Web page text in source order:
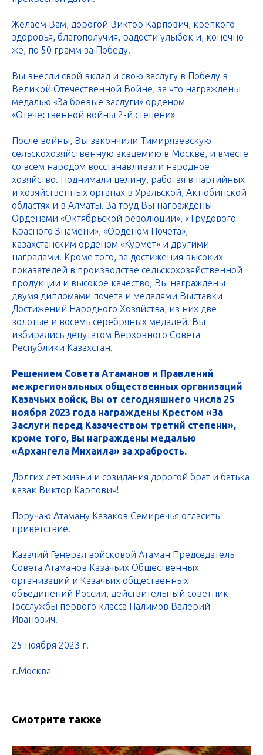
Желаем Вам, дорогой Виктор Карпович, крепкого
здоровья, благополучия, радости улыбок и, конечно
же, по 50 грамм за Победу!
Вы внесли свой вклад и свою заслугу в Победу в
Великой Отечественной Войне, за что награждены
медалью «За боевые заслуги» орденом
«Отечественной войны 2-й степени»
После войны, Вы закончили Тимирязевскую
сельскохозяйственную академию в Москве, и вместе
со всем народом восстанавливали народное
хозяйство. Поднимали целину, работая в партийных
и хозяйственных органах в Уральской, Актюбинской
областях и в Алматы. За труд Вы награждены
Орденами «Октябрьской революции», «Трудового
Красного Знамени», «Орденом Почета»,
казахстанским орденом «Курмет» и другими
наградами. Кроме того, за достижения высоких
показателей в производстве сельскохозяйственной
продукции и высокое качество, Вы награждены
двумя дипломами почета и медалями Выставки
Достижений Народного Хозяйства, из них две
золотые и восемь серебряных медалей. Вы
избирались депутатом Верховного Совета
Республики Казахстан.
Решением Совета Атаманов и Правлений
межрегиональных общественных организаций
Казачьих войск, Вы от сегодняшнего числа 25
ноября 2023 года награждены Крестом «За
Заслуги перед Казачеством третий степени»,
кроме того, Вы награждены медалью
«Архангела Михаила» за храбрость.
Долгих лет жизни и созидания дорогой брат и батька
казак Виктор Карпович!
Поручаю Атаману Казаков Семиречья огласить
приветствие.
Казачий Генерал войсковой Атаман Председатель
Совета Атаманов Казачьих Общественных
организаций и Казачьих общественных
объединений России, действительный советник
Госслужбы первого класса Налимов Валерий
Иванович.
25 ноября 2023 г.
г.Москва
Смотрите также